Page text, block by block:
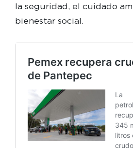
la seguridad, el cuidado
bienestar social.